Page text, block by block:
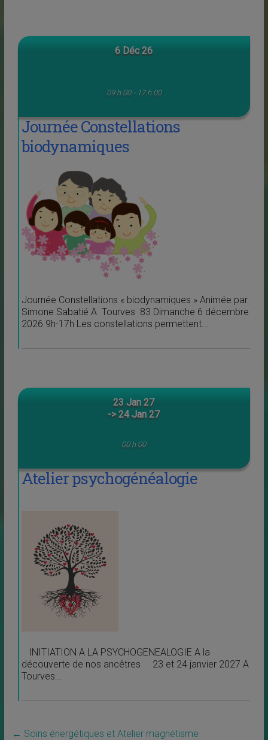
6 Déc 26
09 h 00 - 17 h 00
Journée Constellations
biodynamiques
Journée Constellations « biodynamiques » Animée par
Simone Sabatié A Tourves 83 Dimanche 6 décembre
2026 9h-17h Les constellations permettent...
23 Jan 27
-> 24 Jan 27
00 h 00
Atelier psychogénéalogie
INITIATION A LA PSYCHOGENEALOGIE A la
découverte de nos ancêtres 23 et 24 janvier 2027 A
Tourves...
← Soins énergétiques et Atelier magnétisme